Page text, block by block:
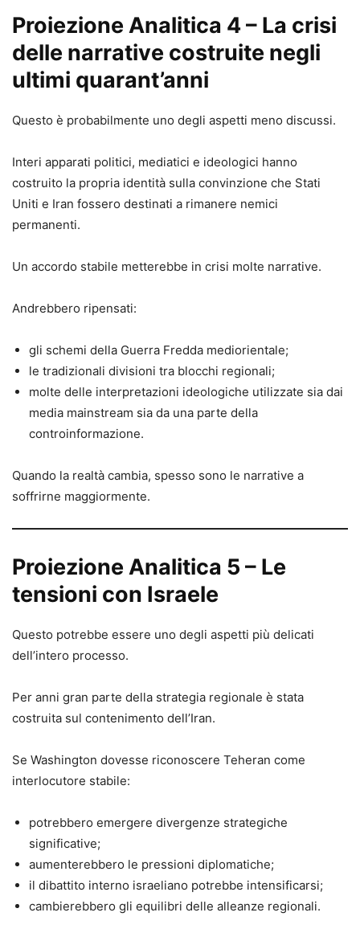
Proiezione Analitica 4 – La crisi
delle narrative costruite negli
ultimi quarant’anni
Questo è probabilmente uno degli aspetti meno discussi.
Interi apparati politici, mediatici e ideologici hanno
costruito la propria identità sulla convinzione che Stati
Uniti e Iran fossero destinati a rimanere nemici
permanenti.
Un accordo stabile metterebbe in crisi molte narrative.
Andrebbero ripensati:
gli schemi della Guerra Fredda mediorientale;
le tradizionali divisioni tra blocchi regionali;
molte delle interpretazioni ideologiche utilizzate sia dai
media mainstream sia da una parte della
controinformazione.
Quando la realtà cambia, spesso sono le narrative a
soffrirne maggiormente.
Proiezione Analitica 5 – Le
tensioni con Israele
Questo potrebbe essere uno degli aspetti più delicati
dell’intero processo.
Per anni gran parte della strategia regionale è stata
costruita sul contenimento dell’Iran.
Se Washington dovesse riconoscere Teheran come
interlocutore stabile:
potrebbero emergere divergenze strategiche
significative;
aumenterebbero le pressioni diplomatiche;
il dibattito interno israeliano potrebbe intensificarsi;
cambierebbero gli equilibri delle alleanze regionali.